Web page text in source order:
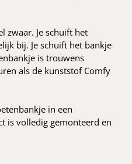
zwaar. Je schuift het
bij. Je schuift het bankje
is trouwens
als de kunststof Comfy
in een
is volledig gemonteerd en